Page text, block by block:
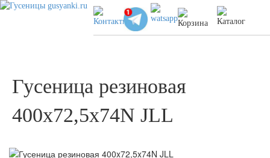
Гусеница резиновая
400x72,5x74N JLL